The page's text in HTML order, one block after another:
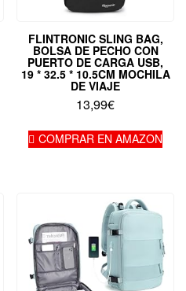
FLINTRONIC SLING BAG,
BOLSA DE PECHO CON
PUERTO DE CARGA USB,
19 * 32.5 * 10.5CM MOCHILA
DE VIAJE
13,99€
COMPRAR EN AMAZON